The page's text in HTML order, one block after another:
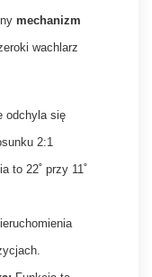
mechanizm
wachlarz
odchyla się
2:1
to 22˚ przy 11˚